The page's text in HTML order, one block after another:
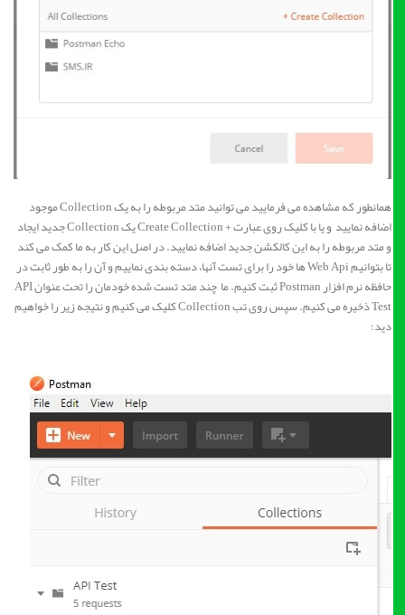
همانطور که مشاهده می فرمایید می توانید متد مربوطه را به یک Collection موجود
اضافه نمایید و یا با کلیک روی عبارت + Create Collection یک Collection جدید ایجاد
و متد مربوطه را به این کالکشن جدید اضافه نمایید. در اصل این کار به ما کمک می کند
تا بتوانیم Web Api ها خود را برای تست آنها، دسته بندی نماییم و آن را به طور ثابت در
حافظه نرم افزار Postman ثبت کنیم. ما چند متد تست شده خودمان را تحت عنوان API
Test ذخیره می کنیم. سپس روی تب Collection کلیک می کنیم و نتیجه زیر را خواهیم
دید: